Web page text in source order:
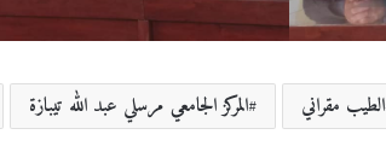
الطيب مقراني المركز الجامعي مرسلي عبد الله تيبازة